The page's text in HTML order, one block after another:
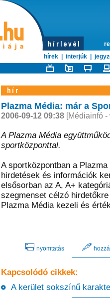
hírek
interjúk
Plazma Média: már a
2006-09-12 09:38[Médiainfó -
A Plazma Média
sportközponttal.
A sportközpontban a
hirdetések és információk
elsősorban az A, A+
szegmenset célzó
Plazma Média kezeli és
nyomtatás
Kapcsolódó cikkek:
A kerület sokszínű